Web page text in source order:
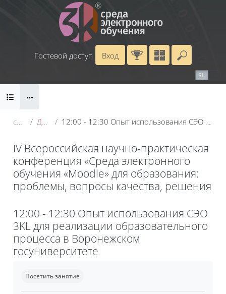
Перейти к основному содержанию
Гостевой доступ
Вход
RU
Блоки
conf_2025 День 2: 21 мая 12:00 - 12:30 Опыт использования СЭО 3KL для реализации образовательного процесса в Воронежском госуниверситете
IV Всероссийская научно-практическая
конференция «Среда электронного
обучения «Moodle» для образования:
проблемы, вопросы качества, решения
12:00 - 12:30 Опыт использования СЭО
3KL для реализации образовательного
процесса в Воронежском
госуниверситете
Посетить занятие